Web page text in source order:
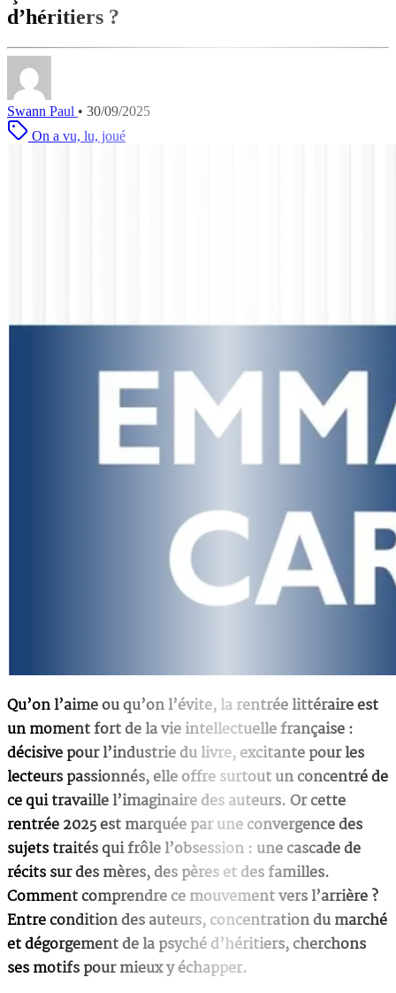
d’héritiers ?
Swann Paul • 30/09/2025
On a vu, lu, joué
Qu’on l’aime ou qu’on l’évite, la rentrée littéraire est
un moment fort de la vie intellectuelle française :
décisive pour l’industrie du livre, excitante pour les
lecteurs passionnés, elle offre surtout un concentré de
ce qui travaille l’imaginaire des auteurs. Or cette
rentrée 2025 est marquée par une convergence des
sujets traités qui frôle l’obsession : une cascade de
récits sur des mères, des pères et des familles.
Comment comprendre ce mouvement vers l’arrière ?
Entre condition des auteurs, concentration du marché
et dégorgement de la psyché d’héritiers, cherchons
ses motifs pour mieux y échapper.